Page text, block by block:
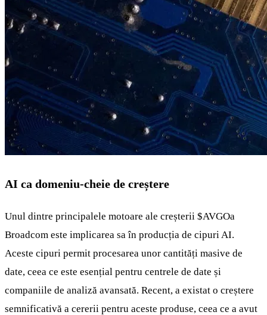
AI ca domeniu-cheie de creștere
Unul dintre principalele motoare ale creșterii $AVGOa
Broadcom este implicarea sa în producția de cipuri AI.
Aceste cipuri permit procesarea unor cantități masive de
date, ceea ce este esențial pentru centrele de date și
companiile de analiză avansată. Recent, a existat o creștere
semnificativă a cererii pentru aceste produse, ceea ce a avut